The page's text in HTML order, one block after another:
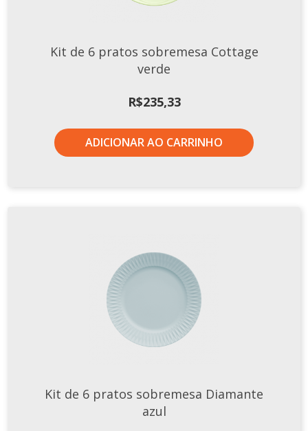
Kit de 6 pratos sobremesa Cottage
verde
R$235,33
ADICIONAR AO CARRINHO
Kit de 6 pratos sobremesa Diamante
azul